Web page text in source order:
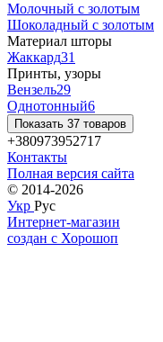
Молочный с золотым
Шоколадный с золотым
Материал шторы
Жаккард31
Принты, узоры
Вензель29
Однотонный6
Показать 37 товаров
+380973952717
Контакты
Полная версия сайта
© 2014-2026
Укр Рус
Интернет-магазин
создан с Хорошоп